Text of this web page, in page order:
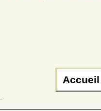
Accueil